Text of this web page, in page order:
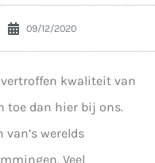
09/12/2020
kwaliteit van
toe dan hier bij ons.
werelds
Veel